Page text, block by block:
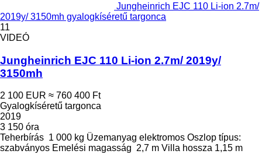
Jungheinrich EJC 110 Li-ion 2.7m/
2019y/ 3150mh gyalogkíséretű targonca
11
VIDEÓ
Jungheinrich EJC 110 Li-ion 2.7m/ 2019y/
3150mh
2 100 EUR ≈ 760 400 Ft
Gyalogkíséretű targonca
2019
3 150 óra
Teherbírás 1 000 kg Üzemanyag elektromos Oszlop típus:
szabványos Emelési magasság 2,7 m Villa hossza 1,15 m